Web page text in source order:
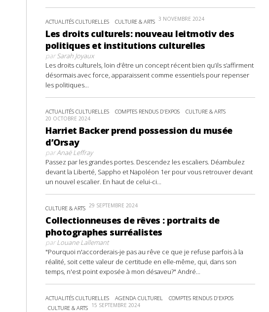
ACTUALITÉS CULTURELLES CULTURE & ARTS 3 NOVEMBRE 2024
Les droits culturels: nouveau leitmotiv des
politiques et institutions culturelles
parSarah Joyaux
Les droits culturels, loin d’être un concept récent bien qu’ils s’affirment
désormais avec force, apparaissent comme essentiels pour repenser
les politiques...
ACTUALITÉS CULTURELLES COMPTES RENDUS D'EXPOS CULTURE & ARTS
20 OCTOBRE 2024
Harriet Backer prend possession du musée
d’Orsay
parAnaë Leffray
Passez par les grandes portes. Descendez les escaliers. Déambulez
devant la Liberté, Sappho et Napoléon 1er pour vous retrouver devant
un nouvel escalier. En haut de celui-ci...
CULTURE & ARTS 29 SEPTEMBRE 2024
Collectionneuses de rêves : portraits de
photographes surréalistes
parLouane Lallemant
"Pourquoi n'accorderais-je pas au rêve ce que je refuse parfois à la
réalité, soit cette valeur de certitude en elle-même, qui, dans son
temps, n'est point exposée à mon désaveu?" André...
ACTUALITÉS CULTURELLES AGENDA CULTUREL
COMPTES RENDUS D'EXPOS
CULTURE & ARTS 15 SEPTEMBRE 2024